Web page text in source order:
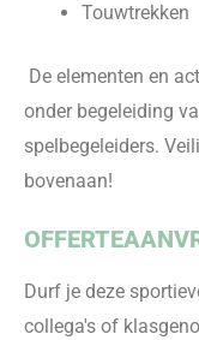
Touwtrekken
De elementen en
onder begeleiding
spelbegeleiders.
bovenaan!
Durf je deze
collega's of